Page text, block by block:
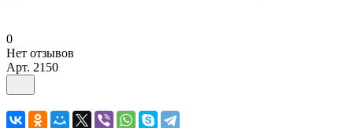
0
Нет отзывов
Арт. 2150